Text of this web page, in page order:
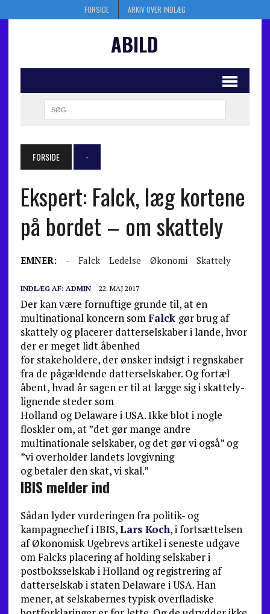
FORSIDE ARKIV OVER INDLÆG
ABILD
FORSIDE -
Ekspert: Falck, læg kortene
på bordet – om skattely
EMNER: - Falck Ledelse Økonomi Skattely
INDLÆG AF: ADMIN 22. MAJ 2017
Der kan være fornuftige grunde til, at en
multinational koncern somFalck gør brug af
skattely og placerer datterselskaber i lande, hvor
der er meget lidt åbenhed
for stakeholdere, der ønsker indsigt i regnskaber
fra de pågældende datterselskaber. Og fortæl
åbent, hvad år sagen er til at lægge sig i skattely-
lignende steder som
Holland og Delaware i USA. Ikke blot i nogle
floskler om, at ”det gør mange andre
multinationale selskaber, og det gør vi også” og
”vi overholder landets lovgivning
og betaler den skat, vi skal.”
IBIS melder ind
Sådan lyder vurderingen fra politik- og
kampagnechef i IBIS,Lars Koch, i fortsættelsen
af Økonomisk Ugebrevs artikel i seneste udgave
om Falcks placering af holding selskaber i
postboksselskab i Holland og registrering af
datterselskab i staten Delaware i USA. Han
mener, at selskabernes typisk overfladiske